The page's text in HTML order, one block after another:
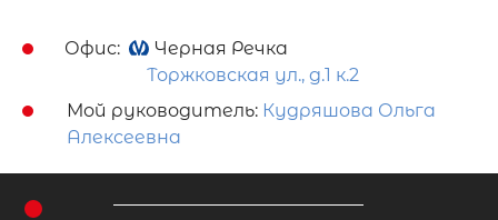
Офис:
Черная Речка
Торжковская ул., д.1 к.2
Мой руководитель: Кудряшова Ольга
Алексеевна